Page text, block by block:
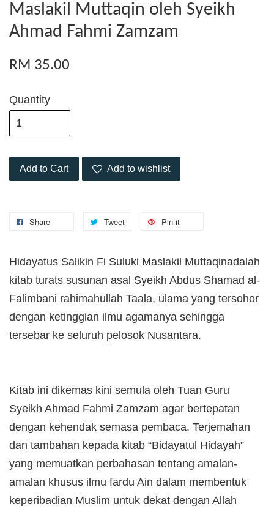
Maslakil Muttaqin oleh Syeikh
Ahmad Fahmi Zamzam
RM 35.00
Quantity
Add to Cart Add to wishlist
Share Tweet Pin it
Hidayatus Salikin Fi Suluki Maslakil Muttaqinadalah
kitab turats susunan asal Syeikh Abdus Shamad al-
Falimbani rahimahullah Taala, ulama yang tersohor
dengan ketinggian ilmu agamanya sehingga
tersebar ke seluruh pelosok Nusantara.
Kitab ini dikemas kini semula oleh Tuan Guru
Syeikh Ahmad Fahmi Zamzam agar bertepatan
dengan kehendak semasa pembaca. Terjemahan
dan tambahan kepada kitab “Bidayatul Hidayah”
yang memuatkan perbahasan tentang amalan-
amalan khusus ilmu fardu Ain dalam membentuk
keperibadian Muslim untuk dekat dengan Allah